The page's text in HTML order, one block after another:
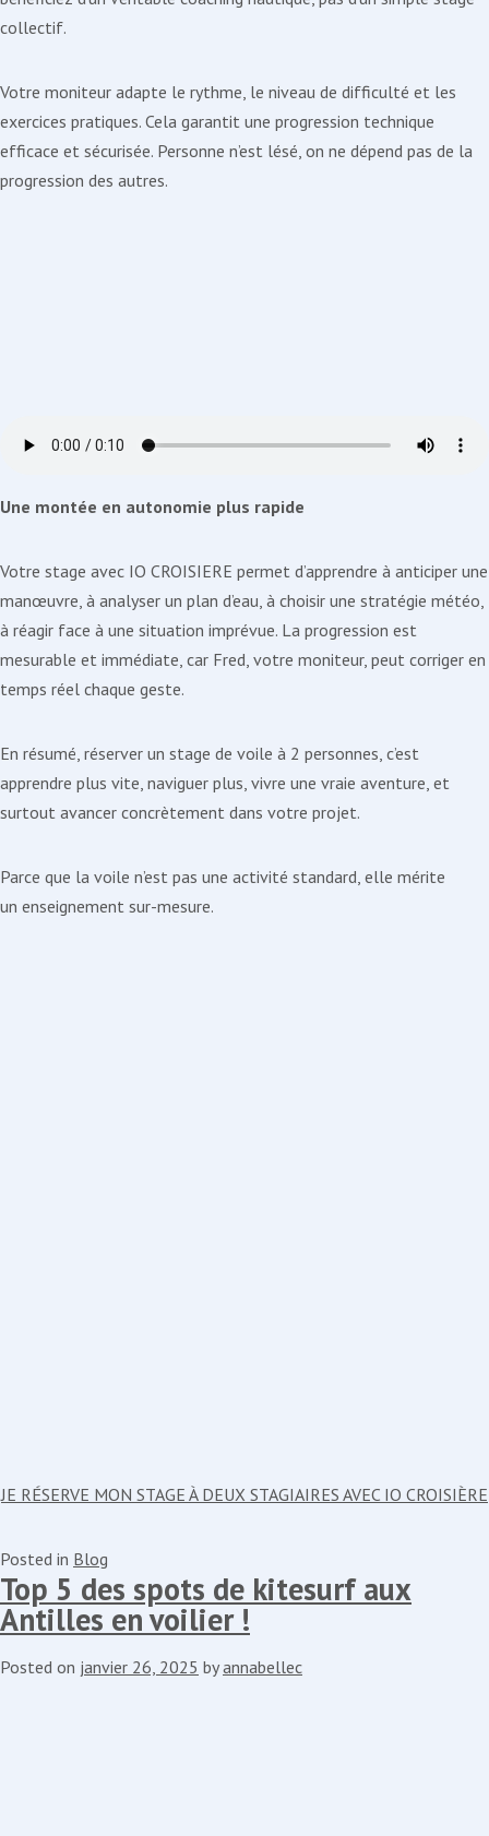
collectif.
Votre moniteur adapte le rythme, le niveau de difficulté et les
exercices pratiques. Cela garantit une progression technique
efficace et sécurisée. Personne n’est lésé, on ne dépend pas de la
progression des autres.
Une montée en autonomie plus rapide
Votre stage avec IO CROISIERE permet d’apprendre à anticiper une
manœuvre, à analyser un plan d’eau, à choisir une stratégie météo,
à réagir face à une situation imprévue. La progression est
mesurable et immédiate, car Fred, votre moniteur, peut corriger en
temps réel chaque geste.
En résumé, réserver un stage de voile à 2 personnes, c’est
apprendre plus vite, naviguer plus, vivre une vraie aventure, et
surtout avancer concrètement dans votre projet.
Parce que la voile n’est pas une activité standard, elle mérite
un enseignement sur-mesure.
JE RÉSERVE MON STAGE À DEUX STAGIAIRES AVEC IO CROISIÈRE
Posted in Blog
Top 5 des spots de kitesurf aux
Antilles en voilier !
Posted on janvier 26, 2025 byannabellec